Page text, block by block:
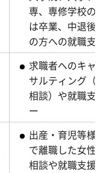
専、専修学校の
は卒業、中退後
の方への就職支
求職者へのキャ
サルティング（
相談）や就職支
ー
出産・育児等様
で離職した女性
相談や就職支援